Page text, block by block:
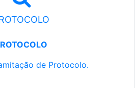
de Protocolo.